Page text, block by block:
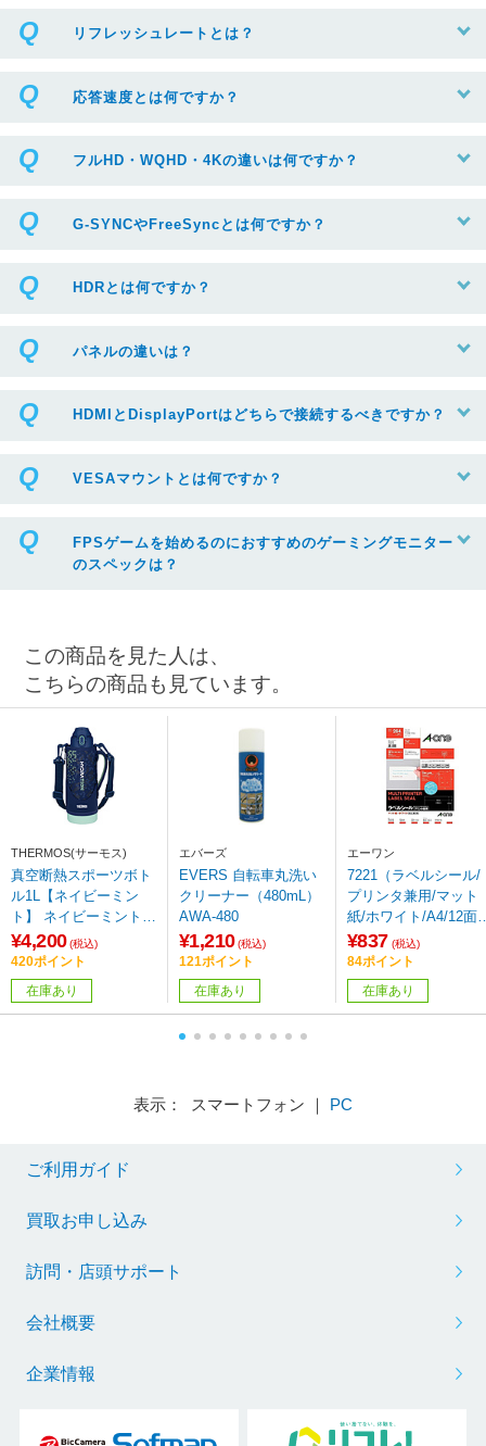
リフレッシュレートとは？
応答速度とは何ですか？
フルHD・WQHD・4Kの違いは何ですか？
G-SYNCやFreeSyncとは何ですか？
HDRとは何ですか？
パネルの違いは？
HDMIとDisplayPortはどちらで接続するべきですか？
VESAマウントとは何ですか？
FPSゲームを始めるのにおすすめのゲーミングモニター
のスペックは？
この商品を見た人は、
こちらの商品も見ています。
THERMOS(サーモス)
真空断熱スポーツボト
ル1L【ネイビーミン
ト】 ネイビーミント F
JS-1000F-NVMT
¥4,200 (税込)
420ポイント
在庫あり
エバーズ
EVERS 自転車丸洗い
クリーナー（480mL）
AWA-480
¥1,210 (税込)
121ポイント
在庫あり
エーワン
7221（ラベルシール/
プリンタ兼用/マット
紙/ホワイト/A4/12面/
四辺余白付）
¥837 (税込)
84ポイント
在庫あり
表示： スマートフォン ｜ PC
ご利用ガイド
買取お申し込み
訪問・店頭サポート
会社概要
企業情報